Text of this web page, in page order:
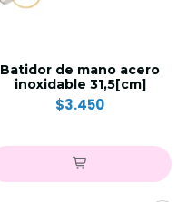
Batidor de mano acero
inoxidable 31,5[cm]
$3.450